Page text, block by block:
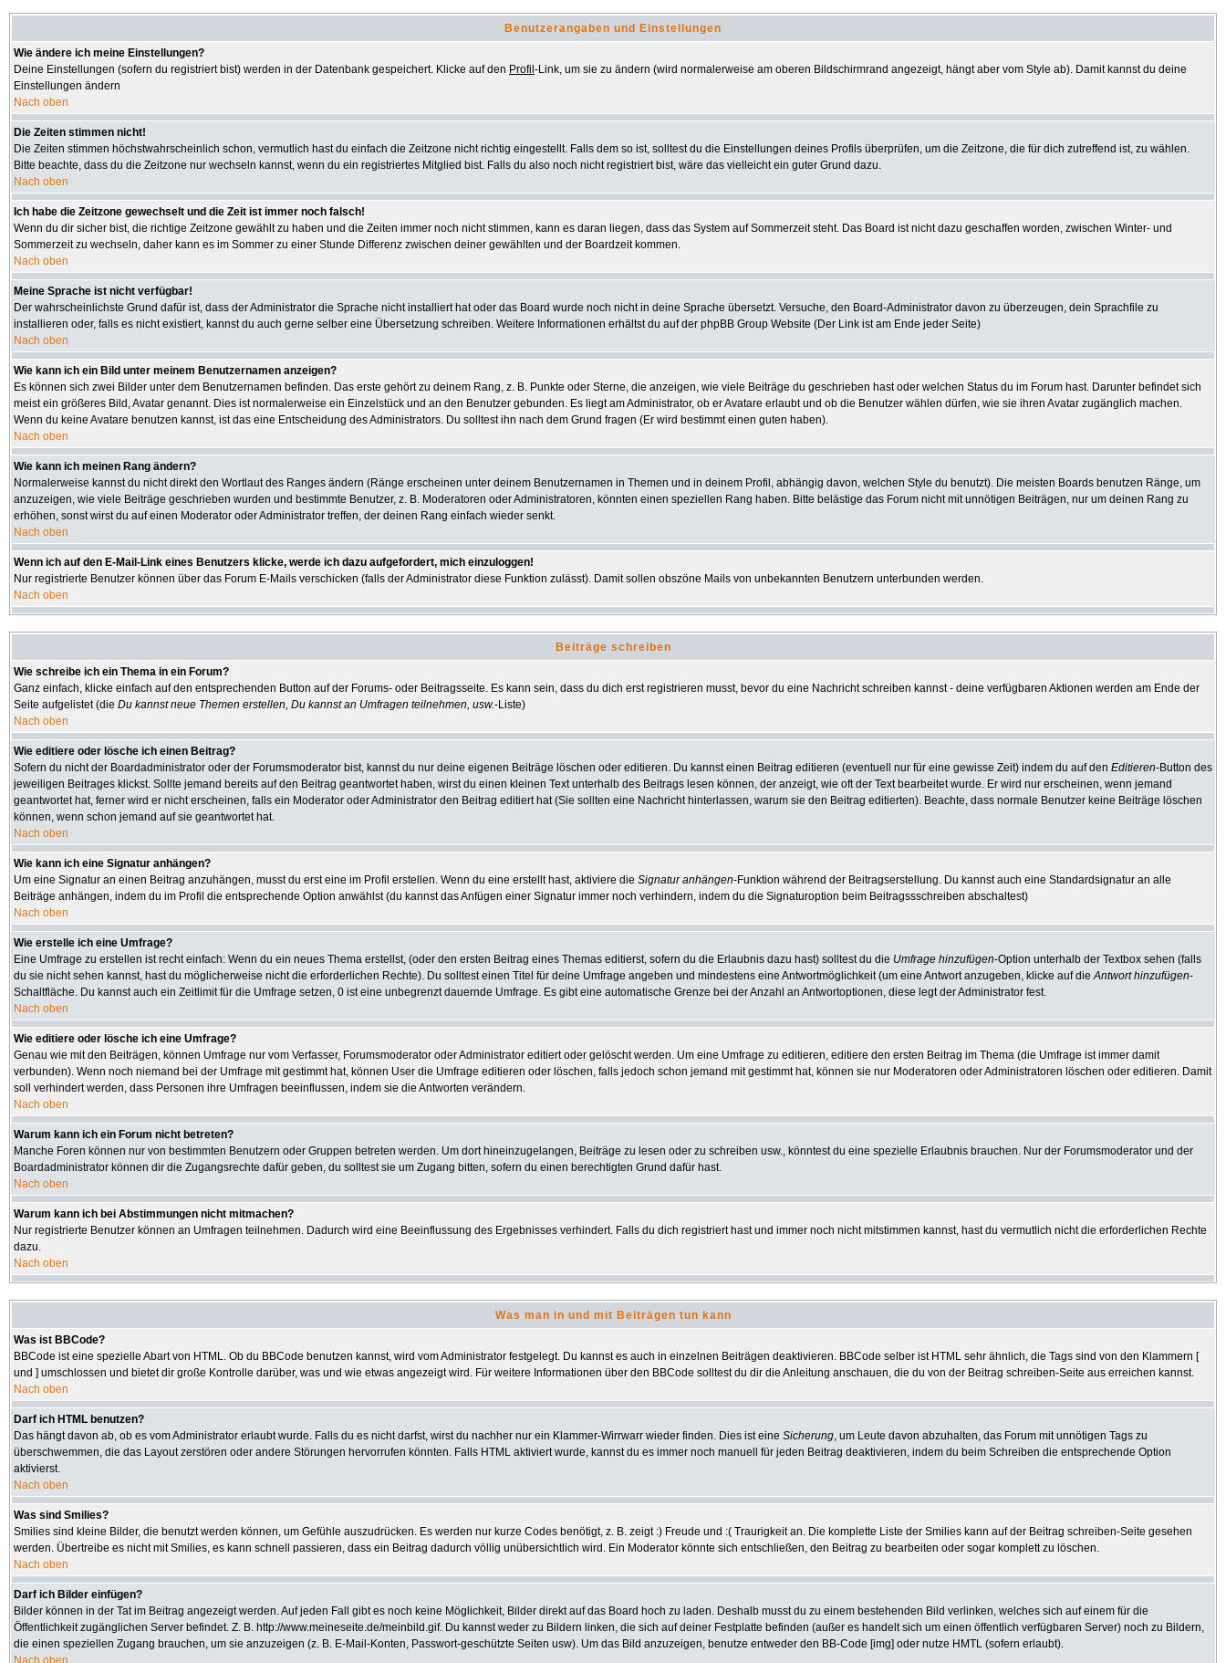
Benutzerangaben und Einstellungen
Wie ändere ich meine Einstellungen?
Deine Einstellungen (sofern du registriert bist) werden in der Datenbank gespeichert. Klicke auf den Profil -Link, um sie zu ändern (wird normalerweise am oberen Bildschirmrand angezeigt, hängt aber vom Style ab). Damit kannst du deine
Einstellungen ändern
Nach oben
Die Zeiten stimmen nicht!
Die Zeiten stimmen höchstwahrscheinlich schon, vermutlich hast du einfach die Zeitzone nicht richtig eingestellt. Falls dem so ist, solltest du die Einstellungen deines Profils überprüfen, um die Zeitzone, die für dich zutreffend ist, zu wählen.
Bitte beachte, dass du die Zeitzone nur wechseln kannst, wenn du ein registriertes Mitglied bist. Falls du also noch nicht registriert bist, wäre das vielleicht ein guter Grund dazu.
Nach oben
Ich habe die Zeitzone gewechselt und die Zeit ist immer noch falsch!
Wenn du dir sicher bist, die richtige Zeitzone gewählt zu haben und die Zeiten immer noch nicht stimmen, kann es daran liegen, dass das System auf Sommerzeit steht. Das Board ist nicht dazu geschaffen worden, zwischen Winter- und
Sommerzeit zu wechseln, daher kann es im Sommer zu einer Stunde Differenz zwischen deiner gewählten und der Boardzeit kommen.
Nach oben
Meine Sprache ist nicht verfügbar!
Der wahrscheinlichste Grund dafür ist, dass der Administrator die Sprache nicht installiert hat oder das Board wurde noch nicht in deine Sprache übersetzt. Versuche, den Board-Administrator davon zu überzeugen, dein Sprachfile zu
installieren oder, falls es nicht existiert, kannst du auch gerne selber eine Übersetzung schreiben. Weitere Informationen erhältst du auf der phpBB Group Website (Der Link ist am Ende jeder Seite)
Nach oben
Wie kann ich ein Bild unter meinem Benutzernamen anzeigen?
Es können sich zwei Bilder unter dem Benutzernamen befinden. Das erste gehört zu deinem Rang, z. B. Punkte oder Sterne, die anzeigen, wie viele Beiträge du geschrieben hast oder welchen Status du im Forum hast. Darunter befindet sich
meist ein größeres Bild, Avatar genannt. Dies ist normalerweise ein Einzelstück und an den Benutzer gebunden. Es liegt am Administrator, ob er Avatare erlaubt und ob die Benutzer wählen dürfen, wie sie ihren Avatar zugänglich machen.
Wenn du keine Avatare benutzen kannst, ist das eine Entscheidung des Administrators. Du solltest ihn nach dem Grund fragen (Er wird bestimmt einen guten haben).
Nach oben
Wie kann ich meinen Rang ändern?
Normalerweise kannst du nicht direkt den Wortlaut des Ranges ändern (Ränge erscheinen unter deinem Benutzernamen in Themen und in deinem Profil, abhängig davon, welchen Style du benutzt). Die meisten Boards benutzen Ränge, um
anzuzeigen, wie viele Beiträge geschrieben wurden und bestimmte Benutzer, z. B. Moderatoren oder Administratoren, könnten einen speziellen Rang haben. Bitte belästige das Forum nicht mit unnötigen Beiträgen, nur um deinen Rang zu
erhöhen, sonst wirst du auf einen Moderator oder Administrator treffen, der deinen Rang einfach wieder senkt.
Nach oben
Wenn ich auf den E-Mail-Link eines Benutzers klicke, werde ich dazu aufgefordert, mich einzuloggen!
Nur registrierte Benutzer können über das Forum E-Mails verschicken (falls der Administrator diese Funktion zulässt). Damit sollen obszöne Mails von unbekannten Benutzern unterbunden werden.
Nach oben
Beiträge schreiben
Wie schreibe ich ein Thema in ein Forum?
Ganz einfach, klicke einfach auf den entsprechenden Button auf der Forums- oder Beitragsseite. Es kann sein, dass du dich erst registrieren musst, bevor du eine Nachricht schreiben kannst - deine verfügbaren Aktionen werden am Ende der
Seite aufgelistet (die Du kannst neue Themen erstellen, Du kannst an Umfragen teilnehmen, usw.-Liste)
Nach oben
Wie editiere oder lösche ich einen Beitrag?
Sofern du nicht der Boardadministrator oder der Forumsmoderator bist, kannst du nur deine eigenen Beiträge löschen oder editieren. Du kannst einen Beitrag editieren (eventuell nur für eine gewisse Zeit) indem du auf den Editieren-Button des
jeweiligen Beitrages klickst. Sollte jemand bereits auf den Beitrag geantwortet haben, wirst du einen kleinen Text unterhalb des Beitrags lesen können, der anzeigt, wie oft der Text bearbeitet wurde. Er wird nur erscheinen, wenn jemand
geantwortet hat, ferner wird er nicht erscheinen, falls ein Moderator oder Administrator den Beitrag editiert hat (Sie sollten eine Nachricht hinterlassen, warum sie den Beitrag editierten). Beachte, dass normale Benutzer keine Beiträge löschen
können, wenn schon jemand auf sie geantwortet hat.
Nach oben
Wie kann ich eine Signatur anhängen?
Um eine Signatur an einen Beitrag anzuhängen, musst du erst eine im Profil erstellen. Wenn du eine erstellt hast, aktiviere die Signatur anhängen-Funktion während der Beitragserstellung. Du kannst auch eine Standardsignatur an alle
Beiträge anhängen, indem du im Profil die entsprechende Option anwählst (du kannst das Anfügen einer Signatur immer noch verhindern, indem du die Signaturoption beim Beitragssschreiben abschaltest)
Nach oben
Wie erstelle ich eine Umfrage?
Eine Umfrage zu erstellen ist recht einfach: Wenn du ein neues Thema erstellst, (oder den ersten Beitrag eines Themas editierst, sofern du die Erlaubnis dazu hast) solltest du die Umfrage hinzufügen-Option unterhalb der Textbox sehen (falls
du sie nicht sehen kannst, hast du möglicherweise nicht die erforderlichen Rechte). Du solltest einen Titel für deine Umfrage angeben und mindestens eine Antwortmöglichkeit (um eine Antwort anzugeben, klicke auf dieAntwort hinzufügen-
Schaltfläche. Du kannst auch ein Zeitlimit für die Umfrage setzen, 0 ist eine unbegrenzt dauernde Umfrage. Es gibt eine automatische Grenze bei der Anzahl an Antwortoptionen, diese legt der Administrator fest.
Nach oben
Wie editiere oder lösche ich eine Umfrage?
Genau wie mit den Beiträgen, können Umfrage nur vom Verfasser, Forumsmoderator oder Administrator editiert oder gelöscht werden. Um eine Umfrage zu editieren, editiere den ersten Beitrag im Thema (die Umfrage ist immer damit
verbunden). Wenn noch niemand bei der Umfrage mit gestimmt hat, können User die Umfrage editieren oder löschen, falls jedoch schon jemand mit gestimmt hat, können sie nur Moderatoren oder Administratoren löschen oder editieren. Damit
soll verhindert werden, dass Personen ihre Umfragen beeinflussen, indem sie die Antworten verändern.
Nach oben
Warum kann ich ein Forum nicht betreten?
Manche Foren können nur von bestimmten Benutzern oder Gruppen betreten werden. Um dort hineinzugelangen, Beiträge zu lesen oder zu schreiben usw., könntest du eine spezielle Erlaubnis brauchen. Nur der Forumsmoderator und der
Boardadministrator können dir die Zugangsrechte dafür geben, du solltest sie um Zugang bitten, sofern du einen berechtigten Grund dafür hast.
Nach oben
Warum kann ich bei Abstimmungen nicht mitmachen?
Nur registrierte Benutzer können an Umfragen teilnehmen. Dadurch wird eine Beeinflussung des Ergebnisses verhindert. Falls du dich registriert hast und immer noch nicht mitstimmen kannst, hast du vermutlich nicht die erforderlichen Rechte
dazu.
Nach oben
Was man in und mit Beiträgen tun kann
Was ist BBCode?
BBCode ist eine spezielle Abart von HTML. Ob du BBCode benutzen kannst, wird vom Administrator festgelegt. Du kannst es auch in einzelnen Beiträgen deaktivieren. BBCode selber ist HTML sehr ähnlich, die Tags sind von den Klammern [
und ] umschlossen und bietet dir große Kontrolle darüber, was und wie etwas angezeigt wird. Für weitere Informationen über den BBCode solltest du dir die Anleitung anschauen, die du von der Beitrag schreiben-Seite aus erreichen kannst.
Nach oben
Darf ich HTML benutzen?
Das hängt davon ab, ob es vom Administrator erlaubt wurde. Falls du es nicht darfst, wirst du nachher nur ein Klammer-Wirrwarr wieder finden. Dies ist eine Sicherung, um Leute davon abzuhalten, das Forum mit unnötigen Tags zu
überschwemmen, die das Layout zerstören oder andere Störungen hervorrufen könnten. Falls HTML aktiviert wurde, kannst du es immer noch manuell für jeden Beitrag deaktivieren, indem du beim Schreiben die entsprechende Option
aktivierst.
Nach oben
Was sind Smilies?
Smilies sind kleine Bilder, die benutzt werden können, um Gefühle auszudrücken. Es werden nur kurze Codes benötigt, z. B. zeigt :) Freude und :( Traurigkeit an. Die komplette Liste der Smilies kann auf der Beitrag schreiben-Seite gesehen
werden. Übertreibe es nicht mit Smilies, es kann schnell passieren, dass ein Beitrag dadurch völlig unübersichtlich wird. Ein Moderator könnte sich entschließen, den Beitrag zu bearbeiten oder sogar komplett zu löschen.
Nach oben
Darf ich Bilder einfügen?
Bilder können in der Tat im Beitrag angezeigt werden. Auf jeden Fall gibt es noch keine Möglichkeit, Bilder direkt auf das Board hoch zu laden. Deshalb musst du zu einem bestehenden Bild verlinken, welches sich auf einem für die
Öffentlichkeit zugänglichen Server befindet. Z. B. http://www.meineseite.de/meinbild.gif. Du kannst weder zu Bildern linken, die sich auf deiner Festplatte befinden (außer es handelt sich um einen öffentlich verfügbaren Server) noch zu Bildern,
die einen speziellen Zugang brauchen, um sie anzuzeigen (z. B. E-Mail-Konten, Passwort-geschützte Seiten usw). Um das Bild anzuzeigen, benutze entweder den BB-Code [img] oder nutze HMTL (sofern erlaubt).
Nach oben